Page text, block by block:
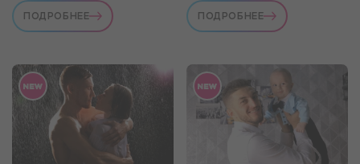
ПОДРОБНЕЕ ПОДРОБНЕЕ